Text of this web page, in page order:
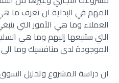
المهم في البداية ان تعرف ما هي
العملاء وما هي الأمور التي
التي ستبيعها إليهم وما هي
الموجودة لدى منافسيك وما
ان دراسة المشروع وتحليل